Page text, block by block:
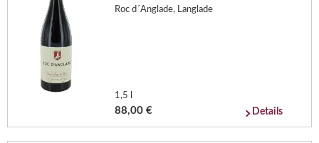
Roc d´Anglade, Langlade
1,5 l
88,00 € Details